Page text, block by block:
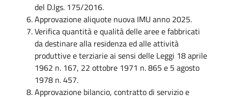
del D.lgs. 175/2016.
Approvazione aliquote nuova IMU anno 2025.
Verifica quantità e qualità delle aree e fabbricati
da destinare alla residenza ed alle attività
produttive e terziarie ai sensi delle Leggi 18 aprile
1962 n. 167, 22 ottobre 1971 n. 865 e 5 agosto
1978 n. 457.
Approvazione bilancio, contratto di servizio e